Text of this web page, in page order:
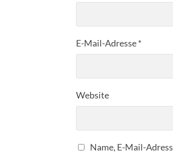
E-Mail-Adresse*
Website
Name, E-Mail-